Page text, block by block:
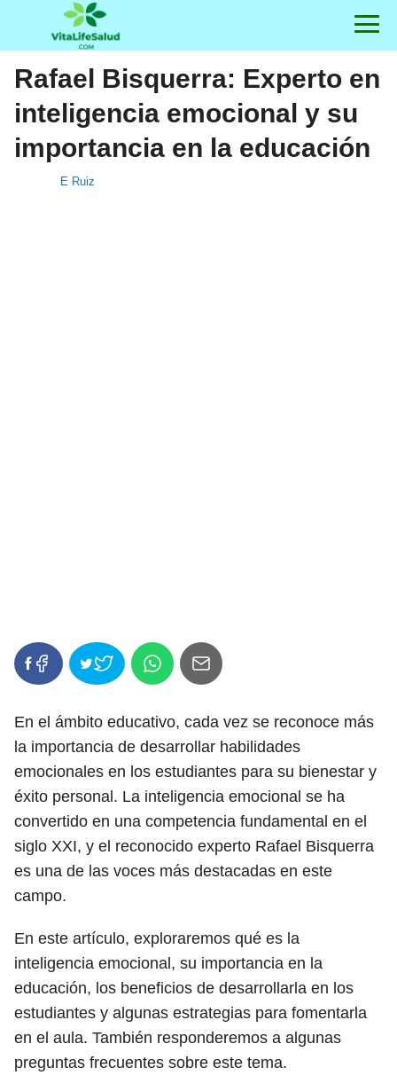
Rafael Bisquerra: Experto en
inteligencia emocional y su
importancia en la educación
E Ruiz
En el ámbito educativo, cada vez se reconoce más
la importancia de desarrollar habilidades
emocionales en los estudiantes para su bienestar y
éxito personal. La inteligencia emocional se ha
convertido en una competencia fundamental en el
siglo XXI, y el reconocido experto Rafael Bisquerra
es una de las voces más destacadas en este
campo.
En este artículo, exploraremos qué es la
inteligencia emocional, su importancia en la
educación, los beneficios de desarrollarla en los
estudiantes y algunas estrategias para fomentarla
en el aula. También responderemos a algunas
preguntas frecuentes sobre este tema.